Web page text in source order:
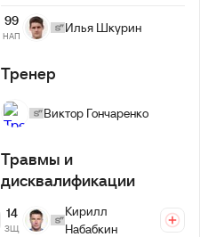
99
НАП
Илья Шкурин
Тренер
Виктор Гончаренко
Травмы и
дисквалификации
14
ЗЩ
Кирилл
Набабкин